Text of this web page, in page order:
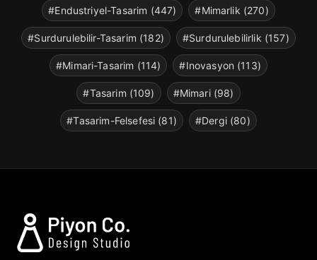
#Endustriyel-Tasarim (447) #Mimarlik (270)
#Surdurulebilir-Tasarim (182) #Surdurulebilirlik (157)
#Mimari-Tasarim (114) #Inovasyon (113)
#Tasarim (109) #Mimari (98)
#Tasarim-Felsefesi (81) #Dergi (80)